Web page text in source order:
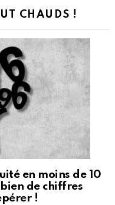
CHAUDS !
en moins de 10
de chiffres
!